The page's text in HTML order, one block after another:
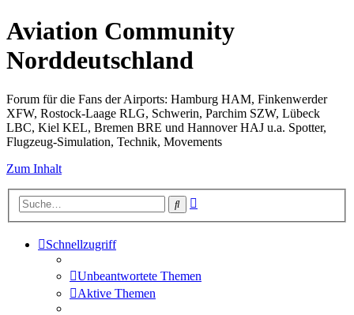
Aviation Community
Norddeutschland
Forum für die Fans der Airports: Hamburg HAM, Finkenwerder
XFW, Rostock-Laage RLG, Schwerin, Parchim SZW, Lübeck
LBC, Kiel KEL, Bremen BRE und Hannover HAJ u.a. Spotter,
Flugzeug-Simulation, Technik, Movements
Zum Inhalt
Suche
Schnellzugriff
Unbeantwortete Themen
Aktive Themen